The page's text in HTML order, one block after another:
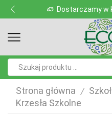
Dostarczamy w
Strona główna /
Krzesła Szkolne